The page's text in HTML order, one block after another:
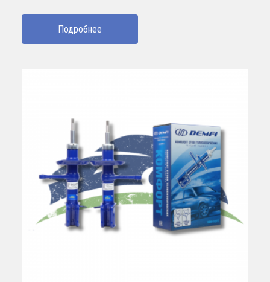
Подробнее